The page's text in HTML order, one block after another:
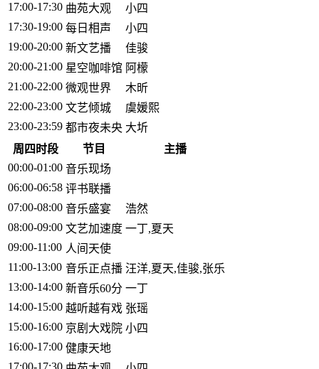
17:00-17:30 曲苑大观
小四
17:30-19:00 每日相声
小四
19:00-20:00 新文艺播
佳骏
20:00-21:00 星空咖啡馆 阿檬
21:00-22:00 微观世界
木昕
22:00-23:00 文艺倾城
虞媛熙
23:00-23:59 都市夜未央 大圻
周四时段
节目
主播
00:00-01:00 音乐现场
06:00-06:58 评书联播
07:00-08:00 音乐盛宴
浩然
08:00-09:00 文艺加速度 一丁,夏天
09:00-11:00 人间天使
11:00-13:00 音乐正点播 汪洋,夏天,佳骏,张乐
13:00-14:00 新音乐60分 一丁
14:00-15:00 越听越有戏 张瑶
15:00-16:00 京剧大戏院 小四
16:00-17:00 健康天地